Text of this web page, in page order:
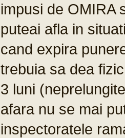
impusi de OMIRA
puteai afla in
cand expira
trebuia sa dea
3 luni
afara nu se mai
inspectoratele